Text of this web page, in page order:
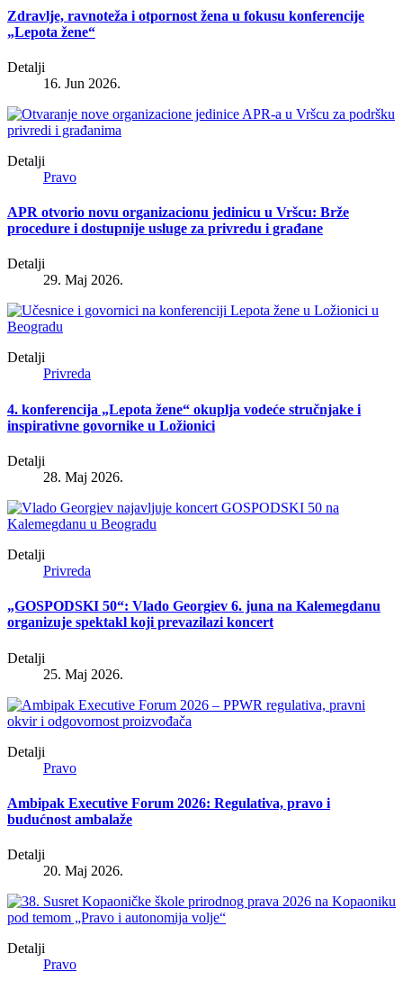
Zdravlje, ravnoteža i otpornost žena u fokusu konferencije
„Lepota žene“
Detalji
16. Jun 2026.
Detalji
Pravo
APR otvorio novu organizacionu jedinicu u Vršcu: Brže
procedure i dostupnije usluge za privredu i građane
Detalji
29. Maj 2026.
Detalji
Privreda
4. konferencija „Lepota žene“ okuplja vodeće stručnjake i
inspirativne govornike u Ložionici
Detalji
28. Maj 2026.
Detalji
Privreda
„GOSPODSKI 50“: Vlado Georgiev 6. juna na Kalemegdanu
organizuje spektakl koji prevazilazi koncert
Detalji
25. Maj 2026.
Detalji
Pravo
Ambipak Executive Forum 2026: Regulativa, pravo i
budućnost ambalaže
Detalji
20. Maj 2026.
Detalji
Pravo